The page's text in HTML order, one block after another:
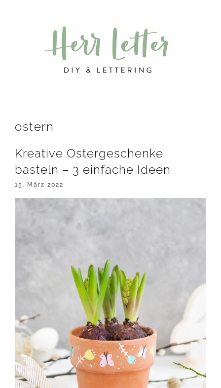
ostern
Kreative Ostergeschenke
basteln – 3 einfache Ideen
15. März 2022